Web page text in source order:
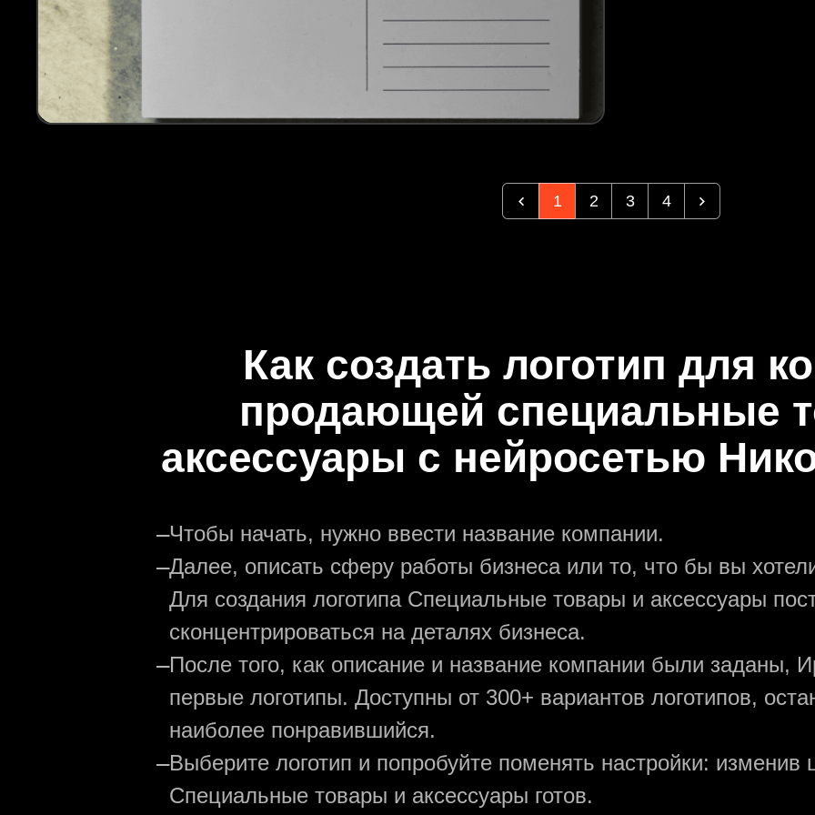
1 2 3 4
Как создать логотип для
продающей специальные
аксессуары с нейросетью
—Чтобы начать, нужно ввести название компании.
—Далее, описать сферу работы бизнеса или то, что бы вы
Для создания логотипа Специальные товары и аксессуары
сконцентрироваться на деталях бизнеса.
—После того, как описание и название компании были заданы,
первые логотипы. Доступны от 300+ вариантов логотипов,
наиболее понравившийся.
—Выберите логотип и попробуйте поменять настройки: изменив
Специальные товары и аксессуары готов.